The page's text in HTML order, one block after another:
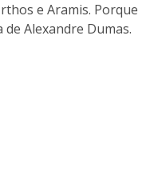
e Aramis. Porque
Alexandre Dumas.